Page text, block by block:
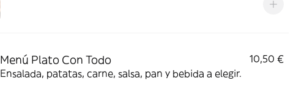
Menú Plato Con Todo
10,50 €
Ensalada, patatas, carne, salsa, pan y bebida a elegir.